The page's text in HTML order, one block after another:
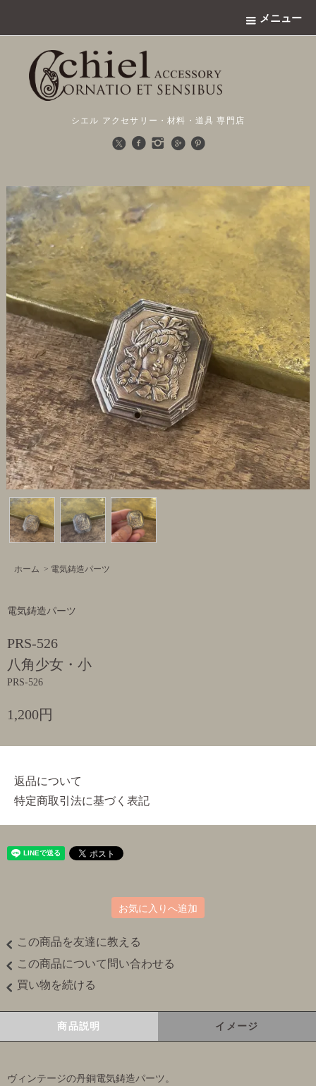
メニュー
シエル アクセサリー・材料・道具 専門店
ホーム > 電気鋳造パーツ
電気鋳造パーツ
PRS-526
八角少女・小
PRS-526
1,200円
返品について
特定商取引法に基づく表記
お気に入りへ追加
この商品を友達に教える
この商品について問い合わせる
買い物を続ける
商品説明 イメージ
ヴィンテージの丹銅電気鋳造パーツ。